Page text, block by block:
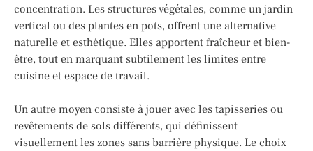
concentration. Les structures végétales, comme un jardin
vertical ou des plantes en pots, offrent une alternative
naturelle et esthétique. Elles apportent fraîcheur et bien-
être, tout en marquant subtilement les limites entre
cuisine et espace de travail.
Un autre moyen consiste à jouer avec les tapisseries ou
revêtements de sols différents, qui définissent
visuellement les zones sans barrière physique. Le choix